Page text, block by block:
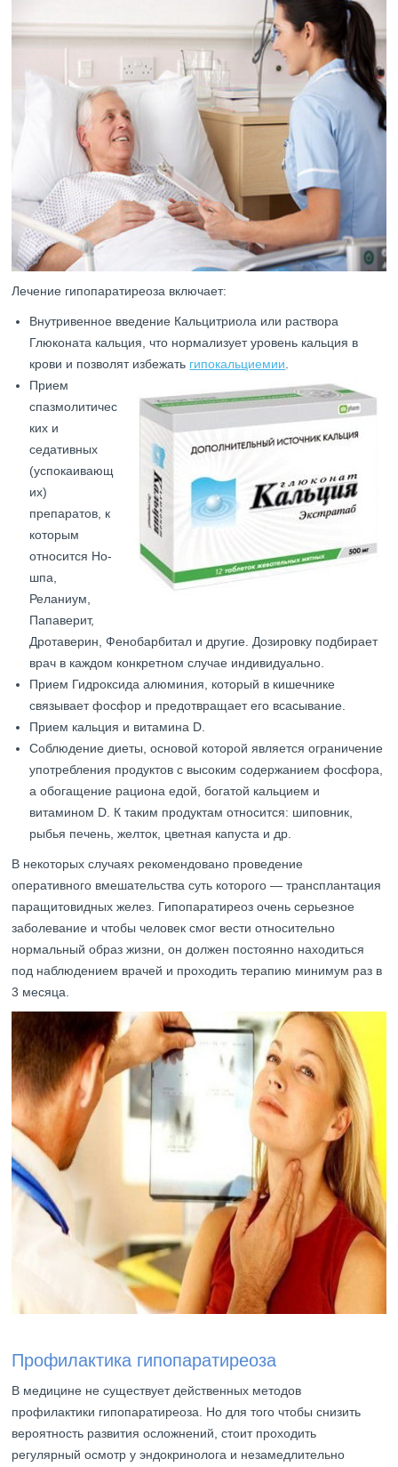
Лечение гипопаратиреоза включает:
Внутривенное введение Кальцитриола или раствора
Глюконата кальция, что нормализует уровень кальция в
крови и позволят избежать гипокальциемии
Прием
спазмолитичес
ких и
седативных
(успокаивающ
их)
препаратов, к
которым
относится Но-
шпа,
Реланиум,
Папаверит,
Дротаверин, Фенобарбитал и другие. Дозировку подбирает
врач в каждом конкретном случае индивидуально.
Прием Гидроксида алюминия, который в кишечнике
связывает фосфор и предотвращает его всасывание.
Прием кальция и витамина D.
Соблюдение диеты, основой которой является ограничение
употребления продуктов с высоким содержанием фосфора,
а обогащение рациона едой, богатой кальцием и
витамином D. К таким продуктам относится: шиповник,
рыбья печень, желток, цветная капуста и др.
В некоторых случаях рекомендовано проведение
оперативного вмешательства суть которого — трансплантация
паращитовидных желез. Гипопаратиреоз очень серьезное
заболевание и чтобы человек смог вести относительно
нормальный образ жизни, он должен постоянно находиться
под наблюдением врачей и проходить терапию минимум раз в
3 месяца.
Профилактика гипопаратиреоза
В медицине не существует действенных методов
профилактики гипопаратиреоза. Но для того чтобы снизить
вероятность развития осложнений, стоит проходить
регулярный осмотр у эндокринолога и незамедлительно